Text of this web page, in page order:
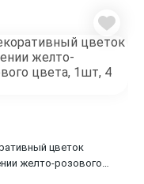
цветок
желто-розового